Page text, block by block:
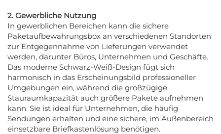
2. Gewerbliche Nutzung
In gewerblichen Bereichen kann die sichere
Paketaufbewahrungsbox an verschiedenen Standorten
zur Entgegennahme von Lieferungen verwendet
werden, darunter Büros, Unternehmen und Geschäfte.
Das moderne Schwarz-Weiß-Design fügt sich
harmonisch in das Erscheinungsbild professioneller
Umgebungen ein, während die großzügige
Stauraumkapazität auch größere Pakete aufnehmen
kann. Sie ist ideal für Unternehmen, die häufig
Sendungen erhalten und eine sichere, im Außenbereich
einsetzbare Briefkastenlösung benötigen.